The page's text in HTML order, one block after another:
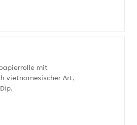
mit
vietnamesischer Art,